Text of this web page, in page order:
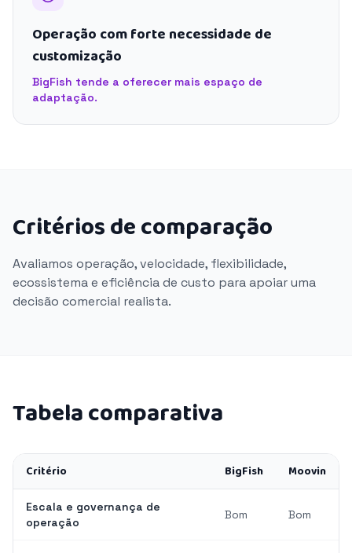
Operação com forte necessidade de
customização
BigFish tende a oferecer mais espaço de
adaptação.
Critérios de comparação
Avaliamos operação, velocidade, flexibilidade,
ecossistema e eficiência de custo para apoiar uma
decisão comercial realista.
Tabela comparativa
Critério BigFish Moovin
Escala e governança de
operação
Bom Bom